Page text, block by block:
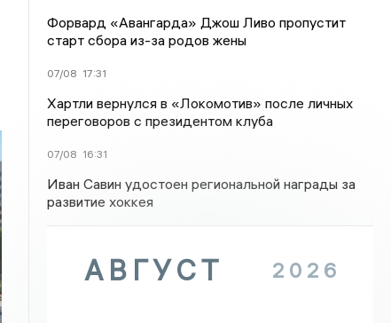
Форвард «Авангарда» Джош Ливо пропустит
старт сбора из-за родов жены
07/08 17:31
Хартли вернулся в «Локомотив» после личных
переговоров с президентом клуба
07/08 16:31
Иван Савин удостоен региональной награды за
развитие хоккея
АВГУСТ 2026